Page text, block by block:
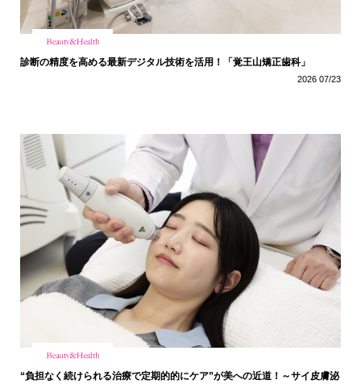
診断の精度を高める最新デジタル技術を活用！「覚王山矯正歯科」
2026 07/23
“負担なく続けられる治療で定期的的にケア”が美への近道！～サイ皮膚泌